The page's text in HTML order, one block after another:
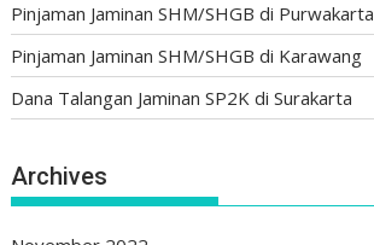
Pinjaman Jaminan SHM/SHGB di Purwakarta
Pinjaman Jaminan SHM/SHGB di Karawang
Dana Talangan Jaminan SP2K di Surakarta
Archives